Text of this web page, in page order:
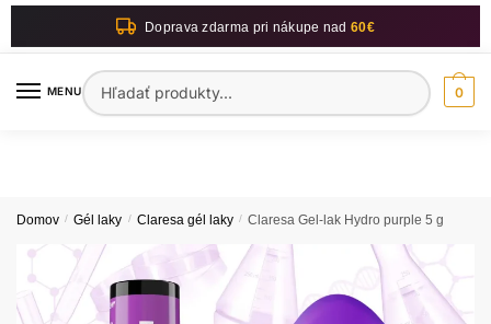
Skip
Skip
Doprava zdarma pri nákupe nad60€
MENUHľadať:
0
Domov / Gél laky / Claresa gél laky / Claresa Gel-lak Hydro purple 5 g